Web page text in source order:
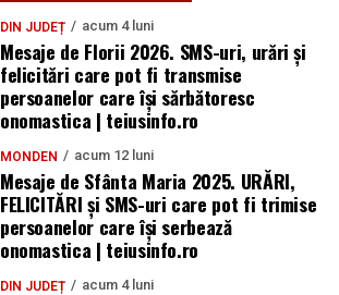
DIN JUDEȚ acum 4 luni
Mesaje de Florii 2026. SMS-uri, urări și
felicitări care pot fi transmise
persoanelor care îşi sărbătoresc
onomastica | teiusinfo.ro
MONDEN acum 12 luni
Mesaje de Sfânta Maria 2025. URĂRI,
FELICITĂRI și SMS-uri care pot fi trimise
persoanelor care își serbează
onomastica | teiusinfo.ro
DIN JUDEȚ acum 4 luni